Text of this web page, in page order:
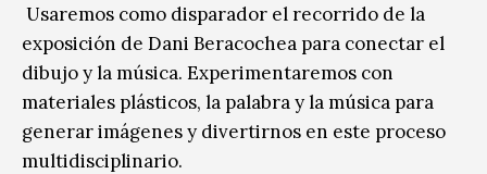
Usaremos como disparador el recorrido de la
exposición de Dani Beracochea para conectar el
dibujo y la música. Experimentaremos con
materiales plásticos, la palabra y la música para
generar imágenes y divertirnos en este proceso
multidisciplinario.